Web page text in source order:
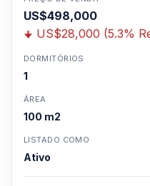
US$498,000
US$28,000 (5.3%
DORMITÓRIOS
1
ÁREA
100 m2
LISTADO COMO
Ativo